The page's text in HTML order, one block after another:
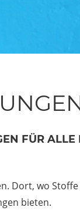
FÜR ALLE
Dort, wo
bieten.